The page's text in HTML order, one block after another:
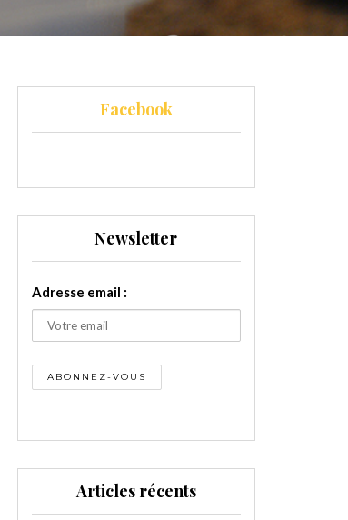
Facebook
Newsletter
Adresse email :
Articles récents